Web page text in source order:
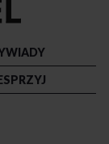
strony